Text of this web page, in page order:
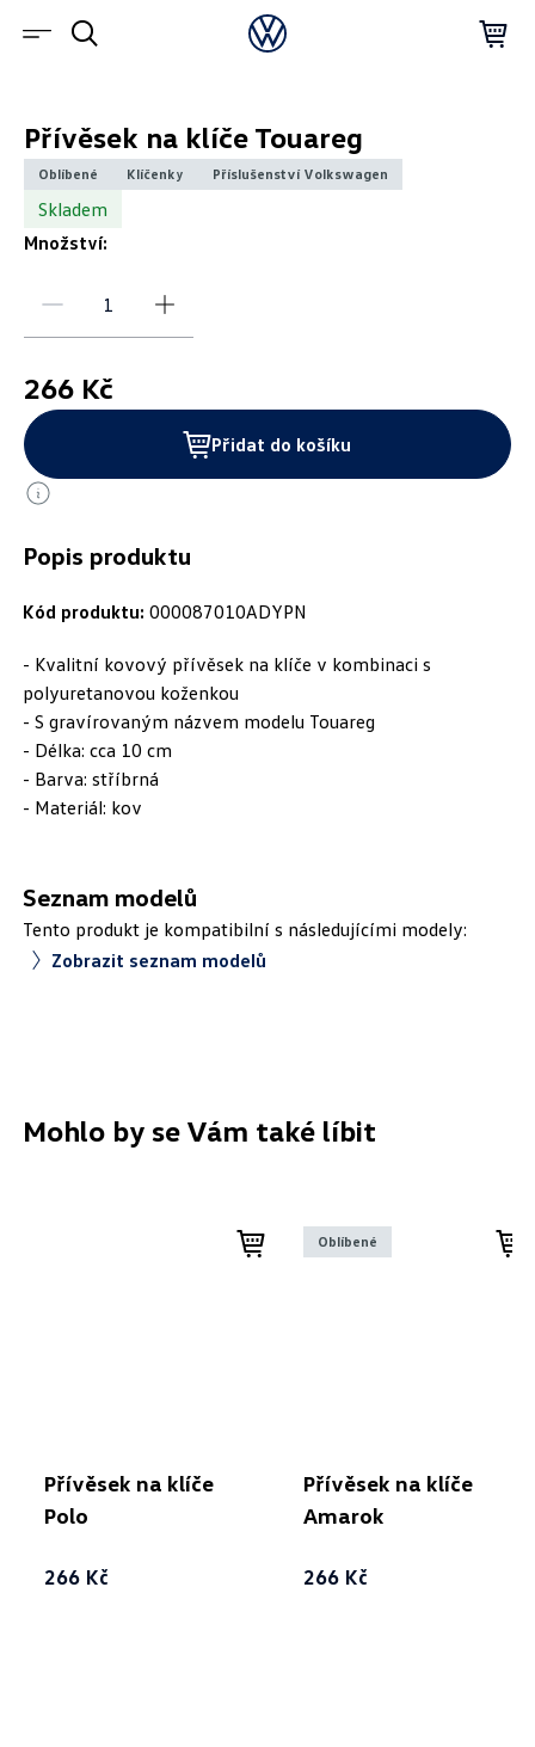
Popis produktu
Kód produktu: 000087010ADYPN
- Kvalitní kovový přívěsek na klíče v kombinaci s
polyuretanovou koženkou
- S gravírovaným názvem modelu Touareg
- Délka: cca 10 cm
- Barva: stříbrná
- Materiál: kov
Seznam modelů
Tento produkt je kompatibilní s následujícími modely:
Zobrazit seznam modelů
Přívěsek na klíče Touareg
Oblíbené Klíčenky Příslušenství Volkswagen
Skladem
Množství:
266 Kč
Přidat do košíku
Mohlo by se Vám také líbit
Přívěsek na klíče
Polo
266 Kč
Oblíbené
Přívěsek na klíče
Amarok
266 Kč